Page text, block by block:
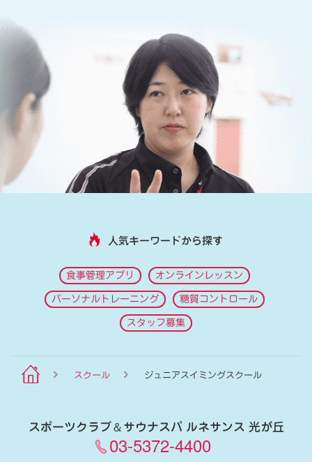
人気キーワードから探す
食事管理アプリ オンラインレッスン
パーソナルトレーニング 糖質コントロール
スタッフ募集
スクール ジュニアスイミングスクール
スポーツクラブ＆サウナスパ ルネサンス 光が丘
03-5372-4400